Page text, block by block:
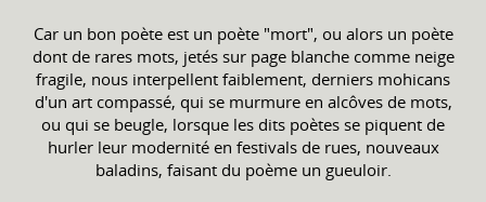
Car un bon poète est un poète "mort", ou alors un poète
dont de rares mots, jetés sur page blanche comme neige
fragile, nous interpellent faiblement, derniers mohicans
d'un art compassé, qui se murmure en alcôves de mots,
ou qui se beugle, lorsque les dits poètes se piquent de
hurler leur modernité en festivals de rues, nouveaux
baladins, faisant du poème un gueuloir.